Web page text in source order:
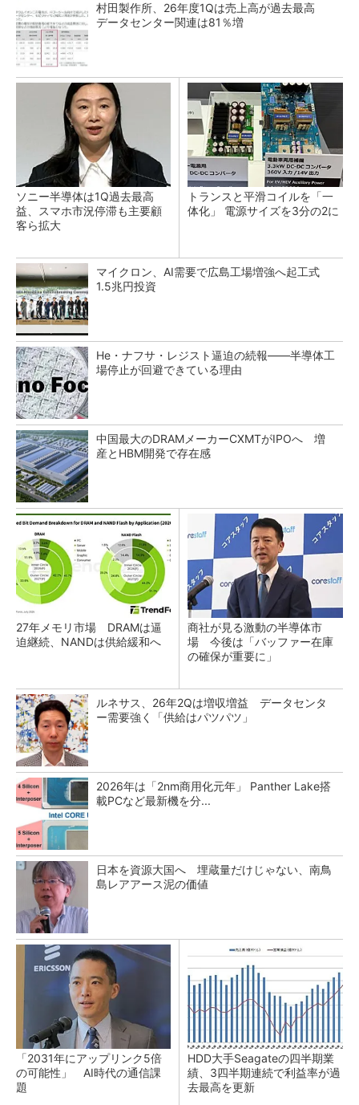
村田製作所、26年度1Qは売上高が過去最高
データセンター関連は81％増
ソニー半導体は1Q過去最高
益、スマホ市況停滞も主要顧
客ら拡大
トランスと平滑コイルを「一
体化」 電源サイズを3分の2に
マイクロン、AI需要で広島工場増強へ起工式
1.5兆円投資
He・ナフサ・レジスト逼迫の続報――半導体工
場停止が回避できている理由
中国最大のDRAMメーカーCXMTがIPOへ 増
産とHBM開発で存在感
27年メモリ市場 DRAMは逼
迫継続、NANDは供給緩和へ
商社が見る激動の半導体市
場 今後は「バッファー在庫
の確保が重要に」
ルネサス、26年2Qは増収増益 データセンタ
ー需要強く「供給はパツパツ」
2026年は「2nm商用化元年」 Panther Lake搭
載PCなど最新機を分...
日本を資源大国へ 埋蔵量だけじゃない、南鳥
島レアアース泥の価値
「2031年にアップリンク5倍
の可能性」 AI時代の通信課
題
HDD大手Seagateの四半期業
績、3四半期連続で利益率が過
去最高を更新